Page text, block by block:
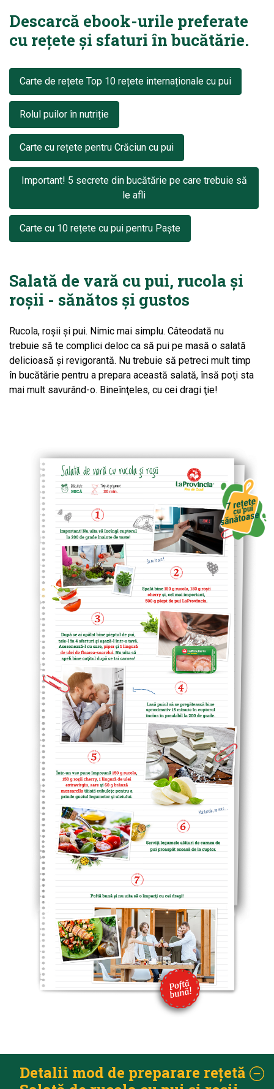
Descarcă ebook-urile preferate
cu rețete și sfaturi în bucătărie.
Carte de rețete Top 10 rețete internaționale cu pui
Rolul puilor în nutriție
Carte cu rețete pentru Crăciun cu pui
Important! 5 secrete din bucătărie pe care trebuie să
le afli
Carte cu 10 rețete cu pui pentru Paște
Salată de vară cu pui, rucola și
roșii - sănătos și gustos
Rucola, roşii şi pui. Nimic mai simplu. Câteodată nu
trebuie să te complici deloc ca să pui pe masă o salată
delicioasă şi revigorantă. Nu trebuie să petreci mult timp
în bucătărie pentru a prepara această salată, însă poţi sta
mai mult savurând-o. Bineînţeles, cu cei dragi ţie!
Detalii mod de preparare rețetă